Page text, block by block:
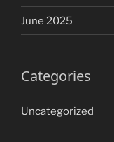
June 2025
Categories
Uncategorized